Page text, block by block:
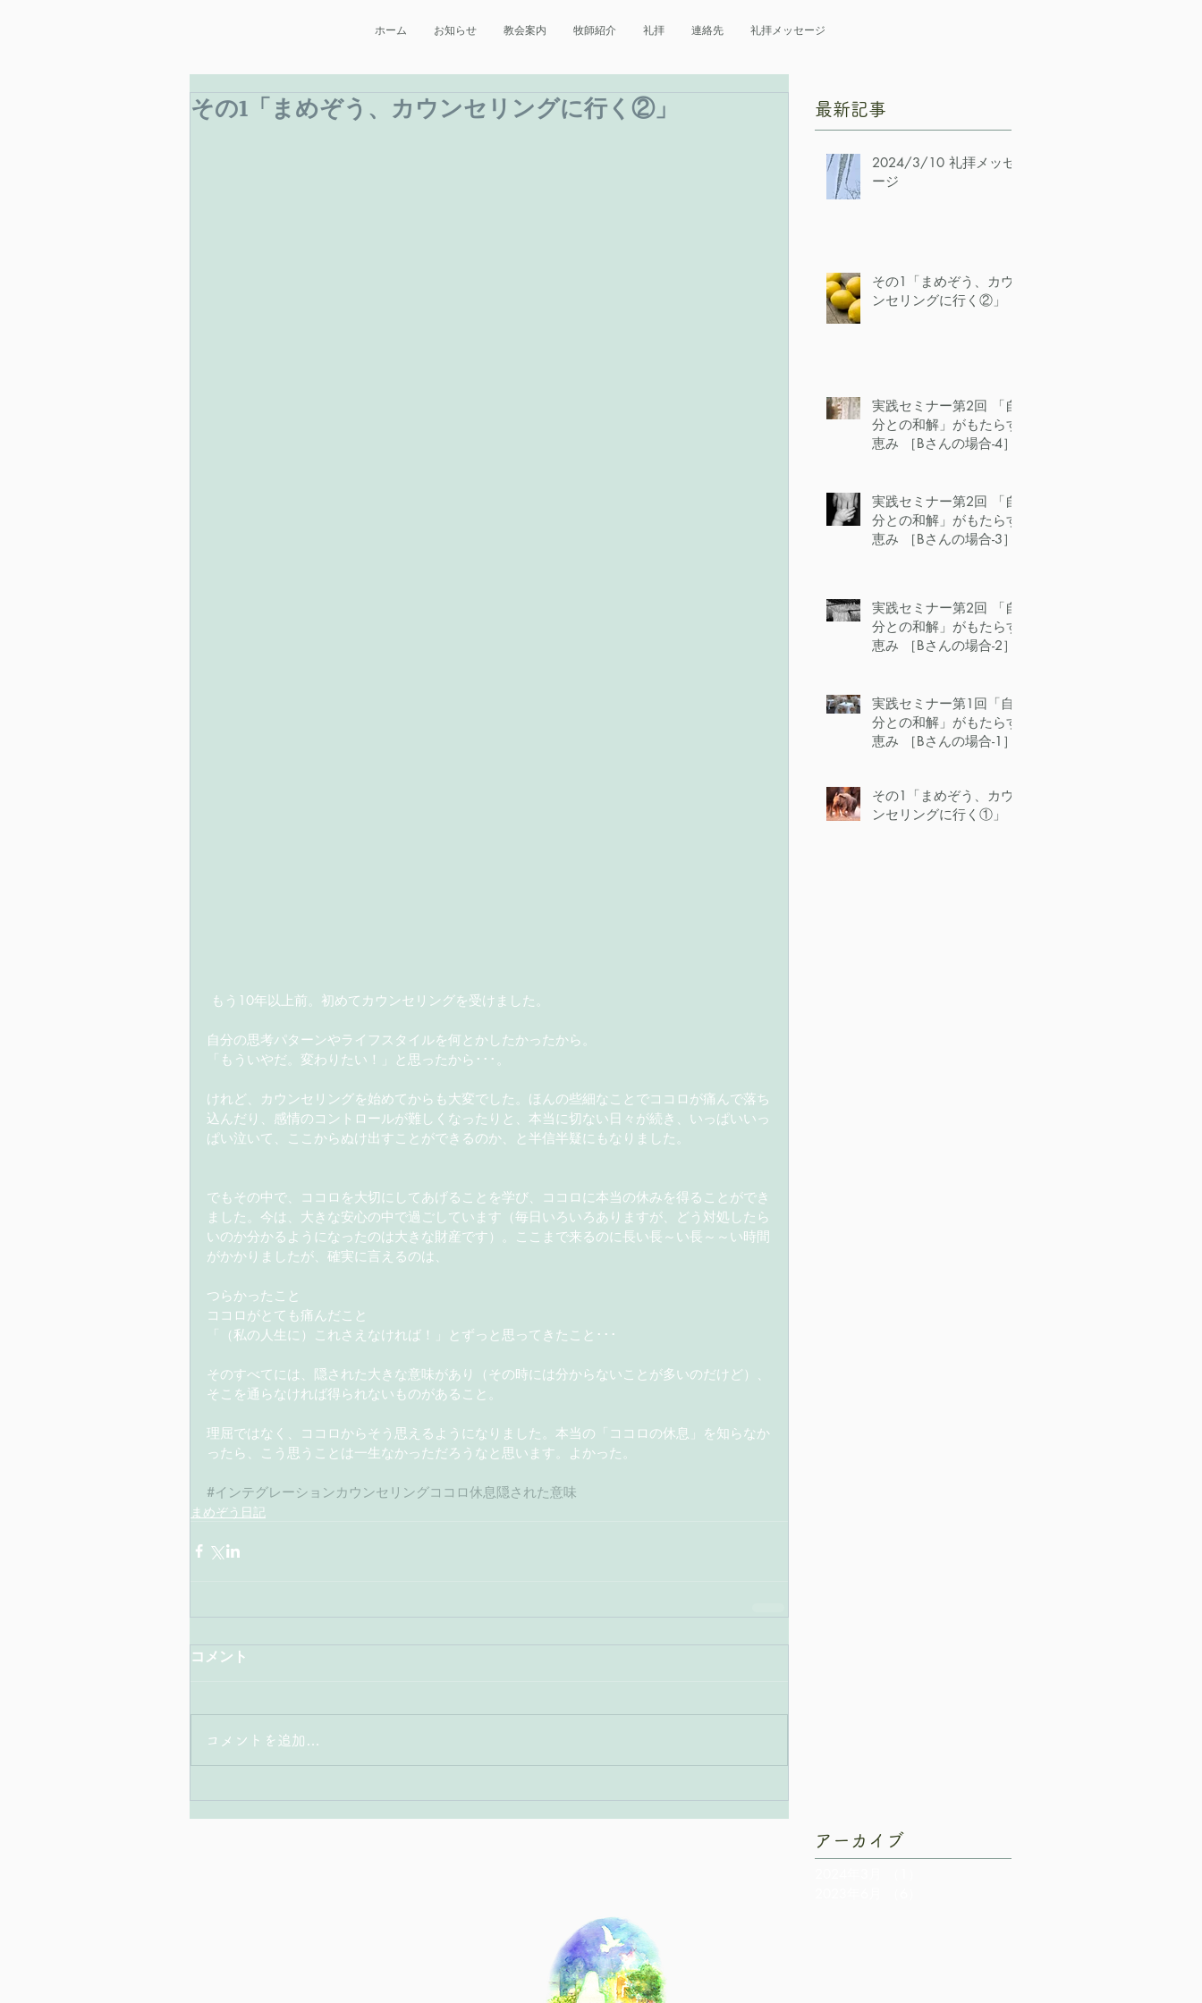
ホーム お知らせ 教会案内 牧師紹介 礼拝 連絡先 礼拝メッセージ
その1「まめぞう、カウンセリングに行く②」
もう10年以上前。初めてカウンセリングを受けました。
自分の思考パターンやライフスタイルを何とかしたかったから。
「もういやだ。変わりたい！」と思ったから･･･。
けれど、カウンセリングを始めてからも大変でした。ほんの些細なことでココロが痛んで落ち
込んだり、感情のコントロールが難しくなったりと、本当に切ない日々が続き、いっぱいいっ
ぱい泣いて、ここからぬけ出すことができるのか、と半信半疑にもなりました。
でもその中で、ココロを大切にしてあげることを学び、ココロに本当の休みを得ることができ
ました。今は、大きな安心の中で過ごしています（毎日いろいろありますが、どう対処したら
いのか分かるようになったのは大きな財産です）。ここまで来るのに長い長～い長～～い時間
がかかりましたが、確実に言えるのは、
つらかったこと
ココロがとても痛んだこと
「（私の人生に）これさえなければ！」とずっと思ってきたこと･･･
そのすべてには、隠された大きな意味があり（その時には分からないことが多いのだけど）、
そこを通らなければ得られないものがあること。
理屈ではなく、ココロからそう思えるようになりました。本当の「ココロの休息」を知らなか
ったら、こう思うことは一生なかっただろうなと思います。よかった。
#インテグレーションカウンセリングココロ休息隠された意味
まめぞう日記
コメント
コメントを追加…
最新記事
2024/3/10 礼拝メッセ
ージ
その1「まめぞう、カウ
ンセリングに行く②」
実践セミナー第2回 「自
分との和解」がもたらす
恵み ［Bさんの場合-4］
実践セミナー第2回 「自
分との和解」がもたらす
恵み ［Bさんの場合-3］
実践セミナー第2回 「自
分との和解」がもたらす
恵み ［Bさんの場合-2］
実践セミナー第1回「自
分との和解」がもたらす
恵み ［Bさんの場合-1］
その1「まめぞう、カウ
ンセリングに行く①」
アーカイブ